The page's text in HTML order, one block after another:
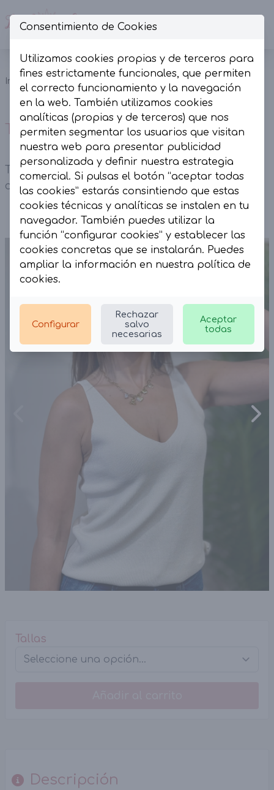
Inicio
Camisetas
y Tops
Top punto
tirantes
crudo
Top punto tirantes crudo
Top punto tirantes crudo. Escote en pico y
corte recto.
Tallas
Descripción
Consentimiento de Cookies
Utilizamos cookies propias y de terceros para
fines estrictamente funcionales, que permiten
el correcto funcionamiento y la navegación
en la web. También utilizamos cookies
analíticas (propias y de terceros) que nos
permiten segmentar los usuarios que visitan
nuestra web para presentar publicidad
personalizada y definir nuestra estrategia
comercial. Si pulsas el botón “aceptar todas
las cookies” estarás consintiendo que estas
cookies técnicas y analíticas se instalen en tu
navegador. También puedes utilizar la
función “configurar cookies” y establecer las
cookies concretas que se instalarán. Puedes
ampliar la información en nuestra política de
cookies.
Configurar
Rechazar
salvo
necesarias
Aceptar
todas